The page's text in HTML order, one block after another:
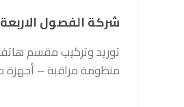
شركة الفصول
توريد وتركيب مقسم
منظومة مراقبة –